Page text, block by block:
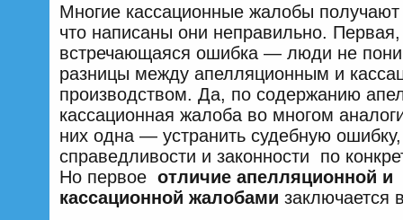
Многие кассационные жалобы получают
что написаны они неправильно. Первая,
встречающаяся ошибка — люди не
разницы между апелляционным и
производством. Да, по содержанию
кассационная жалоба во многом
них одна — устранить судебную
справедливости и законности по
Но первое отличие апелляционной и
кассационной жалобами заключается